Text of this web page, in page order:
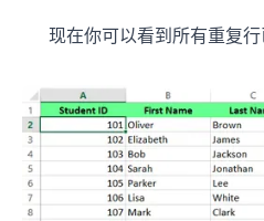
现在你可以看到所有重复行